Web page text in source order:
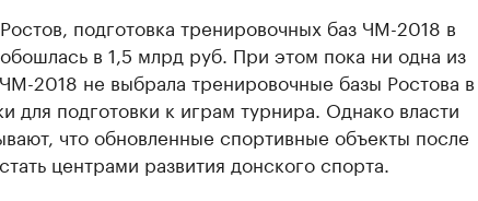
подготовка тренировочных баз ЧМ-2018 в
в 1,5 млрд руб. При этом пока ни одна из
2018 не выбрала тренировочные базы Ростова в
для подготовки к играм турнира. Однако власти
что обновленные спортивные объекты после
центрами развития донского спорта.